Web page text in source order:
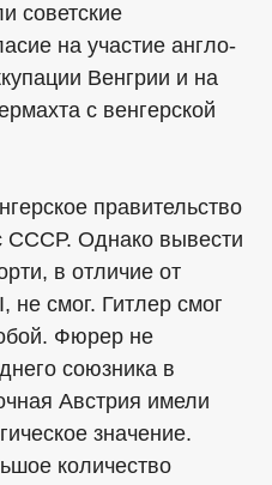
советские
на участие англо-
Венгрии и на
с венгерской
правительство
СССР. Однако вывести
в отличие от
смог. Гитлер смог
Фюрер не
союзника в
Австрия имели
значение.
количество